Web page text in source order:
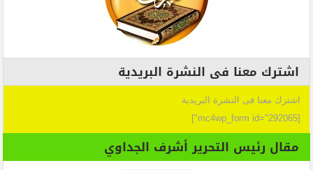
اشترك معنا فى النشرة البريدية
اشترك معنا فى النشرة البريدية
[mc4wp_form id="292065"]
مقال رئيس التحرير أشرف الجداوي